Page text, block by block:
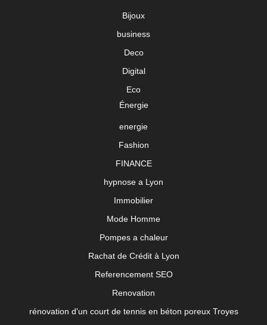
Bijoux
business
Deco
Digital
Eco
Énergie
energie
Fashion
FINANCE
hypnose a Lyon
Immobilier
Mode Homme
Pompes a chaleur
Rachat de Crédit à Lyon
Referencement SEO
Renovation
rénovation d'un court de tennis en béton poreux Troyes